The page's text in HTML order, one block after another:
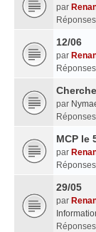
par
12/06
par
par
MCP le
par
29/05
par